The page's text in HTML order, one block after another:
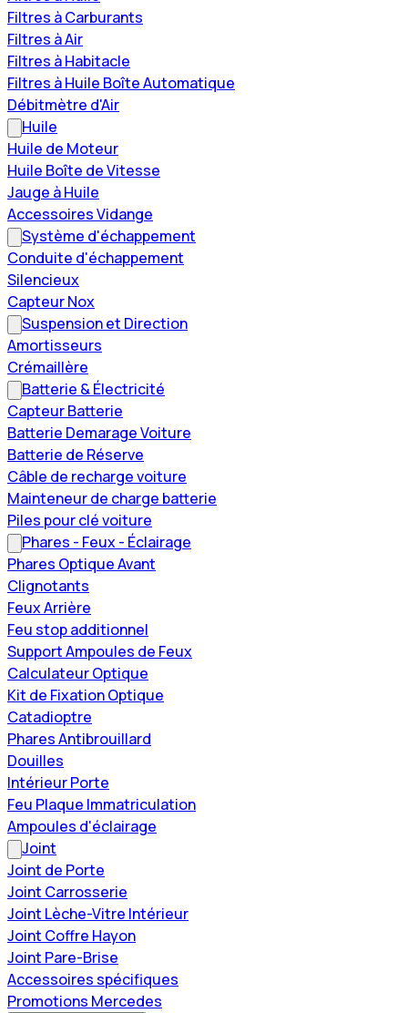
Filtres à Carburants
Filtres à Air
Filtres à Habitacle
Filtres à Huile Boîte Automatique
Débitmètre d'Air
Huile
Huile de Moteur
Huile Boîte de Vitesse
Jauge à Huile
Accessoires Vidange
Système d'échappement
Conduite d'échappement
Silencieux
Capteur Nox
Suspension et Direction
Amortisseurs
Crémaillère
Batterie & Électricité
Capteur Batterie
Batterie Demarage Voiture
Batterie de Réserve
Câble de recharge voiture
Mainteneur de charge batterie
Piles pour clé voiture
Phares - Feux - Éclairage
Phares Optique Avant
Clignotants
Feux Arrière
Feu stop additionnel
Support Ampoules de Feux
Calculateur Optique
Kit de Fixation Optique
Catadioptre
Phares Antibrouillard
Douilles
Intérieur Porte
Feu Plaque Immatriculation
Ampoules d'éclairage
Joint
Joint de Porte
Joint Carrosserie
Joint Lèche-Vitre Intérieur
Joint Coffre Hayon
Joint Pare-Brise
Accessoires spécifiques
Promotions Mercedes